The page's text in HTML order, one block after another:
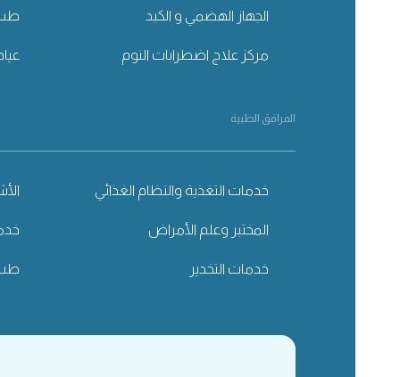
الجهاز الهضمي و الكبد طب
مركز علاج اضطرابات النوم
المرافق الطبية
خدمات التغذية والنظام الغذائي
المختبر وعلم الأمراض
خدمات التخدير طب